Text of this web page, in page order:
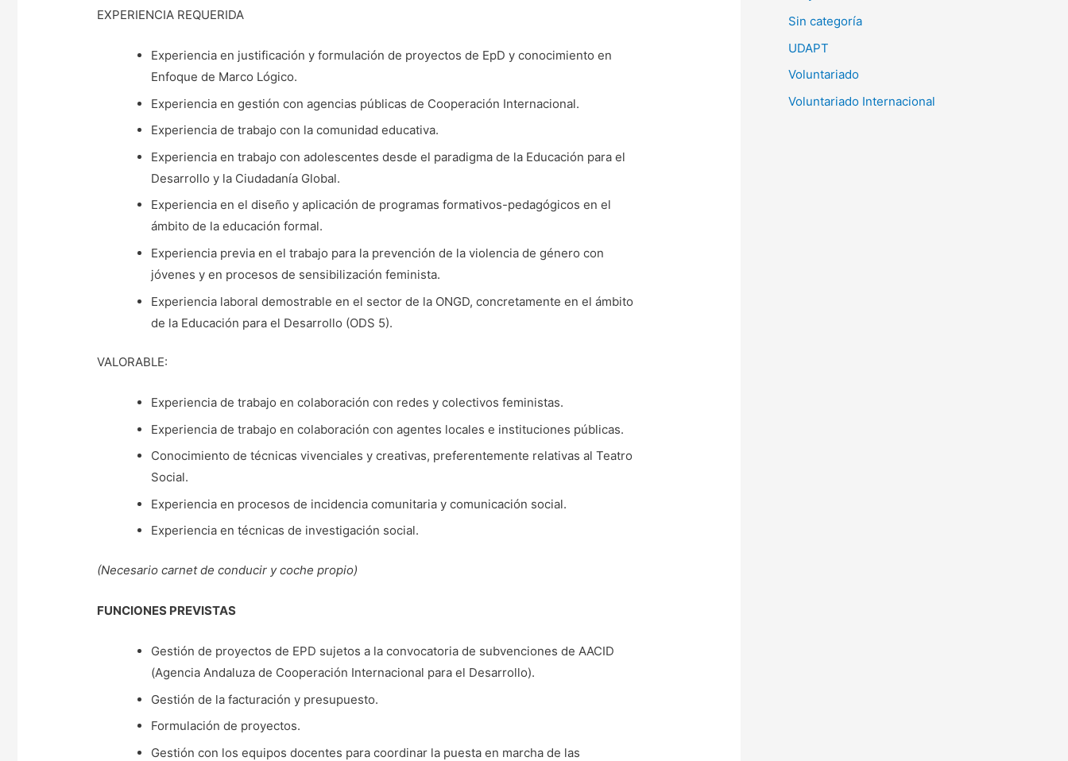
EXPERIENCIA REQUERIDA
Experiencia en justificación y formulación de proyectos de EpD y conocimiento en
Enfoque de Marco Lógico.
Experiencia en gestión con agencias públicas de Cooperación Internacional.
Experiencia de trabajo con la comunidad educativa.
Experiencia en trabajo con adolescentes desde el paradigma de la Educación para el
Desarrollo y la Ciudadanía Global.
Experiencia en el diseño y aplicación de programas formativos-pedagógicos en el
ámbito de la educación formal.
Experiencia previa en el trabajo para la prevención de la violencia de género con
jóvenes y en procesos de sensibilización feminista.
Experiencia laboral demostrable en el sector de la ONGD, concretamente en el ámbito
de la Educación para el Desarrollo (ODS 5).
VALORABLE:
Experiencia de trabajo en colaboración con redes y colectivos feministas.
Experiencia de trabajo en colaboración con agentes locales e instituciones públicas.
Conocimiento de técnicas vivenciales y creativas, preferentemente relativas al Teatro
Social.
Experiencia en procesos de incidencia comunitaria y comunicación social.
Experiencia en técnicas de investigación social.
(Necesario carnet de conducir y coche propio)
FUNCIONES PREVISTAS
Gestión de proyectos de EPD sujetos a la convocatoria de subvenciones de AACID
(Agencia Andaluza de Cooperación Internacional para el Desarrollo).
Gestión de la facturación y presupuesto.
Formulación de proyectos.
Gestión con los equipos docentes para coordinar la puesta en marcha de las
Sin categoría
UDAPT
Voluntariado
Voluntariado Internacional